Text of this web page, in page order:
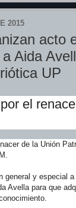
2015
acto
Aida
UP
el
de la Unión
general y especial
Avella para que